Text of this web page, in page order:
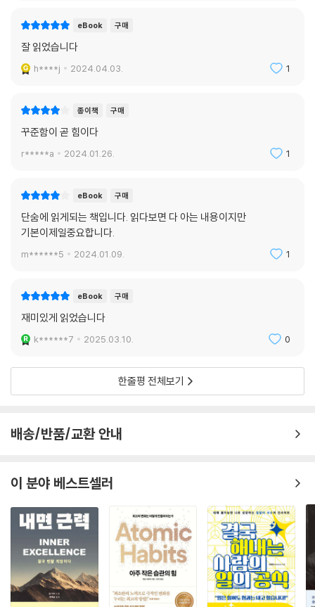
엿볼 수 있다.
이 책에서 제시하는 저자만의 영어 학습 방법론인 ‘영어 마인드셋 장착하
밖으로 꺼내보면서 자연스럽게 영어를 습관화하는 방법으로, 내 주변의 사
물, 내 일과와 컨디션, 즐겨 보는 콘텐츠까지 나를 표현하는 영어 문장부터
뇌리에 착 붙이면서 실전 영어 실력을 향상시킬 수 있다.
급 영어에 이르기까지 영어 실력을 좀 더 정교하게 다듬기 위해 적용할 수
있는 실용적인 팁들을 제시한다. 오디오북이나 유튜브 채널에서 관심 콘텐
츠를 영어로 찾아보기, 새로운 어휘나 표현을 ‘나만의 노트’에 기록해 예문
을 만들고 써먹기, 챗GPT처럼 생성형 AI를 활용하여 쓰기를 정교하게 향
현 35개와 다양한 예문을 특별부록으로 수록하여 프로다운 영어를 꿈꾸
는 직장인들에게 실질적인 도움을 제공하고자 했다.
영어를 계속 써먹어보고 매일 이어가는 태도다. 한번 실수해서 망신당한
영어는 절대 잊히지 않는다는 믿음에서다. 전화 영어를 마스터하려다가 보
를 전하고 있다.
“일도 영어도 나답게 하는 그날까지, 우리의 영어는 계속되어야 합니다”
치열한 실리콘밸리 현장에서 여전히 영어 공부를 이어가고 있는 저자는,
영어 실력 향상이야말로 비즈니스 현장에서 누구보다 빠르게 새롭고 폭 넓
은 정보를 접하는 동시에 더 나은 커리어를 얻을 수 있는 기회가 된다고 힘
주어 말한다. 비즈니스 현장에서 번역하지 않고 영어식으로 이메일을 쓰고
대화하는 소통법, 영어 토론의 현장에서 적절하게 끼어들어 분명하게 의사
eBook 구매
잘 읽었습니다
h****j 2024.04.03. 1
종이책 구매
꾸준함이 곧 힘이다
r*****a 2024.01.26. 1
eBook 구매
단숨에 읽게되는 책입니다. 읽다보면 다 아는 내용이지만
기본이제일중요합니다.
m******5 2024.01.09. 1
eBook 구매
재미있게 읽었습니다
k******7 2025.03.10. 0
한줄평 전체보기
배송/반품/교환 안내
이 분야 베스트셀러